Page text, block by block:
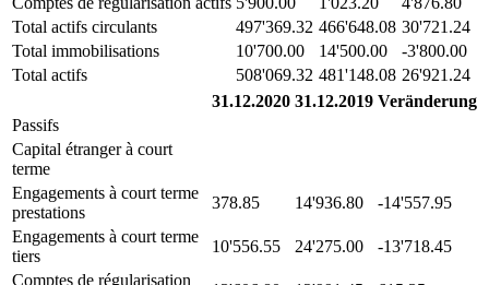
Total actifs circulants
497'369.32 466'648.08 30'721.24
Total immobilisations
10'700.00 14'500.00
-3'800.00
Total actifs
508'069.32 481'148.08 26'921.24
31.12.2020 31.12.2019 Veränderung
Passifs
Capital étranger à court
terme
Engagements à court terme
prestations
378.85 14'936.80
-14'557.95
Engagements à court terme
tiers
10'556.55 24'275.00
-13'718.45
Comptes de régularisation